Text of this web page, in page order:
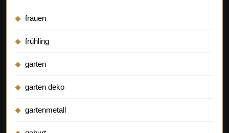
frauen
frühling
garten
garten deko
gartenmetall